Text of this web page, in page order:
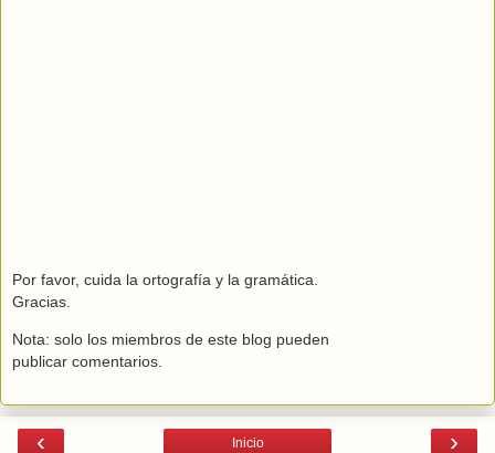
Por favor, cuida la ortografía y la gramática.
Gracias.
Nota: solo los miembros de este blog pueden
publicar comentarios.
‹ ›
Inicio